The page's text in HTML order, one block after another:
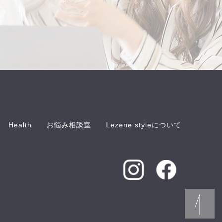
Health お悩み相談室 Lezene styleについて